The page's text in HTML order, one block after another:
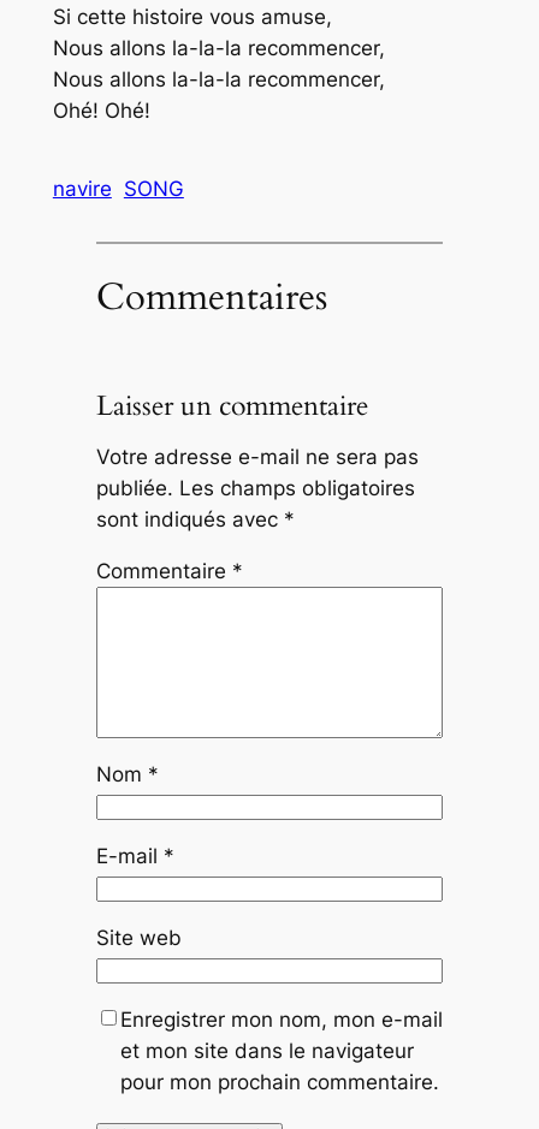
Si cette histoire vous amuse,
Nous allons la-la-la recommencer,
Nous allons la-la-la recommencer,
Ohé! Ohé!
navire SONG
Commentaires
Laisser un commentaire
Votre adresse e-mail ne sera pas
publiée. Les champs obligatoires
sont indiqués avec *
Commentaire *
Nom *
E-mail *
Site web
Enregistrer mon nom, mon e-mail
et mon site dans le navigateur
pour mon prochain commentaire.